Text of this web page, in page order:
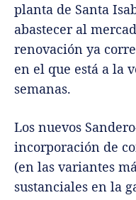
planta de Santa
abastecer al
renovación ya
en el que está a la
semanas.
Los nuevos
incorporación de
(en las variantes
sustanciales en la